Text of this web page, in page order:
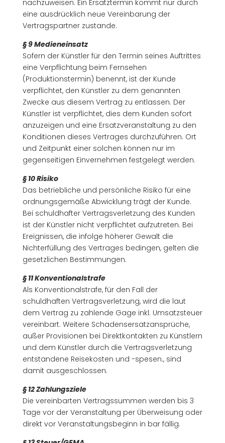
nachzuweisen. Ein Ersatztermin kommt nur durch
eine ausdrücklich neue Vereinbarung der
Vertragspartner zustande.
§ 9 Medieneinsatz
Sofern der Künstler für den Termin seines Auftrittes
eine Verpflichtung beim Fernsehen
(Produktionstermin) benennt, ist der Kunde
verpflichtet, den Künstler zu dem genannten
Zwecke aus diesem Vertrag zu entlassen. Der
Künstler ist verpflichtet, dies dem Kunden sofort
anzuzeigen und eine Ersatzveranstaltung zu den
Konditionen dieses Vertrages durchzuführen. Ort
und Zeitpunkt einer solchen können nur im
gegenseitigen Einvernehmen festgelegt werden.
§ 10 Risiko
Das betriebliche und persönliche Risiko für eine
ordnungsgemäße Abwicklung trägt der Kunde.
Bei schuldhafter Vertragsverletzung des Kunden
ist der Künstler nicht verpflichtet aufzutreten. Bei
Ereignissen, die infolge höherer Gewalt die
Nichterfüllung des Vertrages bedingen, gelten die
gesetzlichen Bestimmungen.
§ 11 Konventionalstrafe
Als Konventionalstrafe, für den Fall der
schuldhaften Vertragsverletzung, wird die laut
dem Vertrag zu zahlende Gage inkl. Umsatzsteuer
vereinbart. Weitere Schadensersatzansprüche,
außer Provisionen bei Direktkontakten zu Künstlern
und dem Künstler durch die Vertragsverletzung
entstandene Reisekosten und -spesen., sind
damit ausgeschlossen.
§ 12 Zahlungsziele
Die vereinbarten Vertragssummen werden bis 3
Tage vor der Veranstaltung per Überweisung oder
direkt vor Veranstaltungsbeginn in bar fällig.